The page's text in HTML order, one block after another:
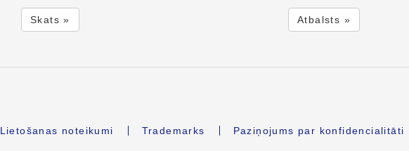
Skats » Atbalsts »
Lietošanas noteikumi Trademarks Paziņojums par konfidencialitāti